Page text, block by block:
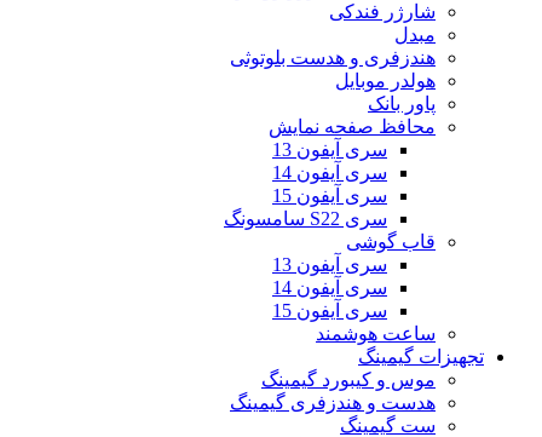
شارژر فندکی
مبدل
هندزفری و هدست بلوتوثی
هولدر موبایل
پاور بانک
محافظ صفحه نمایش
سری آیفون 13
سری آیفون 14
سری آیفون 15
سری S22 سامسونگ
قاب گوشی
سری آیفون 13
سری آیفون 14
سری آیفون 15
ساعت هوشمند
تجهیزات گیمینگ
موس و کیبورد گیمینگ
هدست و هندزفری گیمینگ
ست گیمینگ